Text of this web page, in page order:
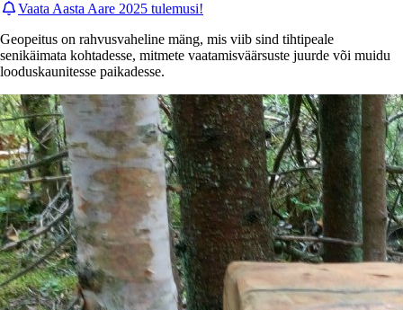
Vaata Aasta Aare 2025 tulemusi!
Geopeitus on rahvusvaheline mäng, mis viib sind tihtipeale
senikäimata kohtadesse, mitmete vaatamisväärsuste juurde või muidu
looduskaunitesse paikadesse.